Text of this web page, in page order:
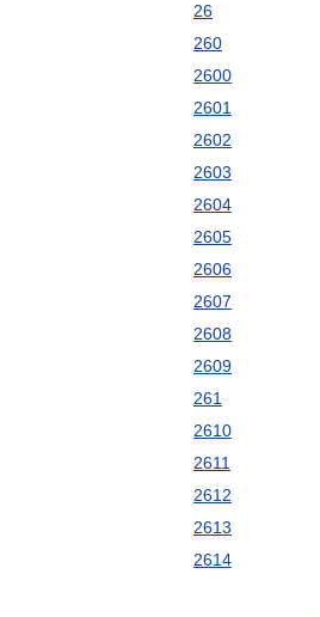
26
260
2600
2601
2602
2603
2604
2605
2606
2607
2608
2609
261
2610
2611
2612
2613
2614